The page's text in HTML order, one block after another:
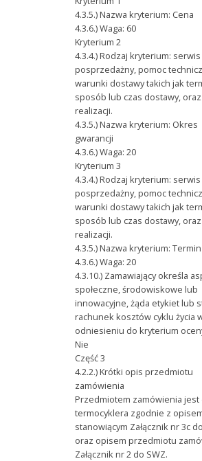
4.3.5.) Nazwa kryterium: Cena
4.3.6.) Waga: 60
Kryterium 2
4.3.4.) Rodzaj kryterium: serwis
posprzedażny, pomoc
warunki dostawy takich jak
sposób lub czas dostawy,
realizacji.
4.3.5.) Nazwa kryterium: Okres
gwarancji
4.3.6.) Waga: 20
Kryterium 3
4.3.4.) Rodzaj kryterium: serwis
posprzedażny, pomoc
warunki dostawy takich jak
sposób lub czas dostawy,
realizacji.
4.3.5.) Nazwa kryterium:
4.3.6.) Waga: 20
4.3.10.) Zamawiający określa
społeczne, środowiskowe lub
innowacyjne, żąda etykiet lub
rachunek kosztów cyklu życia
odniesieniu do kryterium
Nie
Część 3
4.2.2.) Krótki opis przedmiotu
zamówienia
Przedmiotem zamówienia jest
termocyklera zgodnie z
stanowiącym Załącznik nr 3c
oraz opisem przedmiotu
Załącznik nr 2 do SWZ.